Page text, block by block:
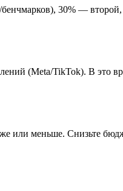
30% —
(Meta/TikTok). В это
или меньше. Снизьте